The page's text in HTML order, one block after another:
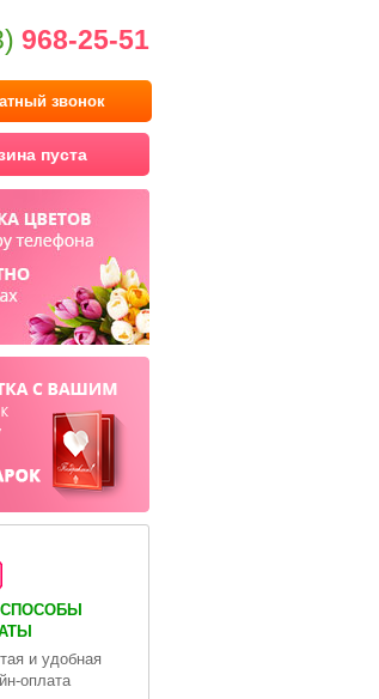
968-25-51
звонок
пуста
СПОСОБЫ
и удобная
оплата